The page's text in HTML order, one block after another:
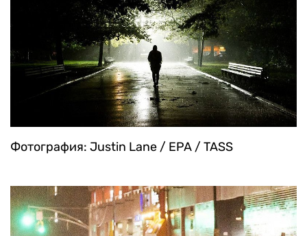
Фотография: Justin Lane / EPA / TASS